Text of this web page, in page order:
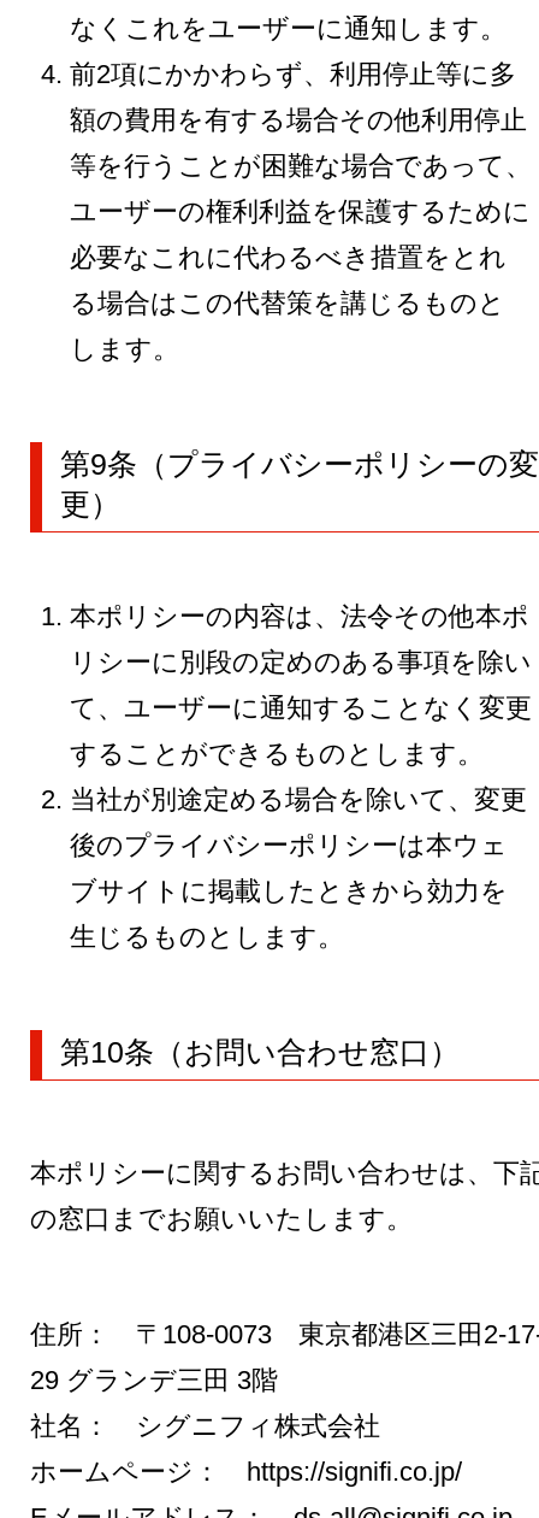
なくこれをユーザーに通知します。
前2項にかかわらず、利用停止等に多
額の費用を有する場合その他利用停止
等を行うことが困難な場合であって、
ユーザーの権利利益を保護するために
必要なこれに代わるべき措置をとれ
る場合はこの代替策を講じるものと
します。
第9条（プライバシーポリシーの変
更）
本ポリシーの内容は、法令その他本ポ
リシーに別段の定めのある事項を除い
て、ユーザーに通知することなく変更
することができるものとします。
当社が別途定める場合を除いて、変更
後のプライバシーポリシーは本ウェ
ブサイトに掲載したときから効力を
生じるものとします。
第10条（お問い合わせ窓口）
本ポリシーに関するお問い合わせは、下
の窓口までお願いいたします。
住所： 〒108-0073 東京都港区三田2-
29 グランデ三田 3階
社名： シグニフィ株式会社
ホームページ： https://signifi.co.jp/